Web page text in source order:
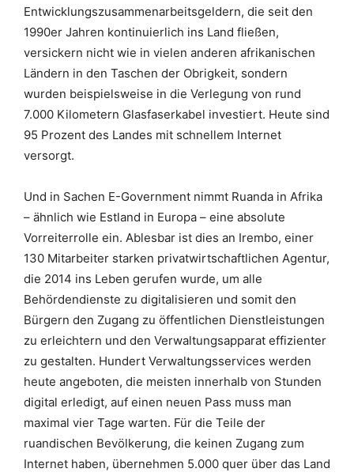
Entwicklungszusammenarbeitsgeldern, die seit den
1990er Jahren kontinuierlich ins Land fließen,
versickern nicht wie in vielen anderen afrikanischen
Ländern in den Taschen der Obrigkeit, sondern
wurden beispielsweise in die Verlegung von rund
7.000 Kilometern Glasfaserkabel investiert. Heute sind
95 Prozent des Landes mit schnellem Internet
versorgt.
Und in Sachen E-Government nimmt Ruanda in Afrika
– ähnlich wie Estland in Europa – eine absolute
Vorreiterrolle ein. Ablesbar ist dies an Irembo, einer
130 Mitarbeiter starken privatwirtschaftlichen Agentur,
die 2014 ins Leben gerufen wurde, um alle
Behördendienste zu digitalisieren und somit den
Bürgern den Zugang zu öffentlichen Dienstleistungen
zu erleichtern und den Verwaltungsapparat effizienter
zu gestalten. Hundert Verwaltungsservices werden
heute angeboten, die meisten innerhalb von Stunden
digital erledigt, auf einen neuen Pass muss man
maximal vier Tage warten. Für die Teile der
ruandischen Bevölkerung, die keinen Zugang zum
Internet haben, übernehmen 5.000 quer über das Land